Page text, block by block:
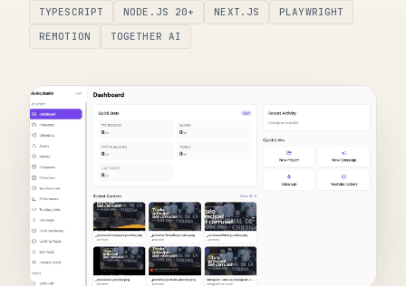
TYPESCRIPT NODE.JS 20+ NEXT.JS
PLAYWRIGHT
REMOTION
TOGETHER AI